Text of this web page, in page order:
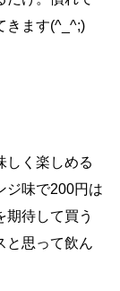
きます(^_^;)
しく楽しめる
ジ味で200円は
期待して買う
と思って飲ん